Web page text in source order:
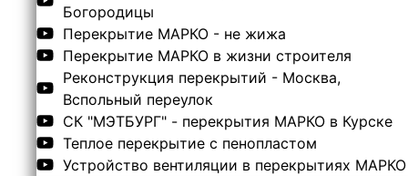
Богородицы
Перекрытие МАРКО - не жижа
Перекрытие МАРКО в жизни строителя
Реконструкция перекрытий - Москва,
Вспольный переулок
СК "МЭТБУРГ" - перекрытия МАРКО в Курске
Теплое перекрытие с пенопластом
Устройство вентиляции в перекрытиях МАРКО